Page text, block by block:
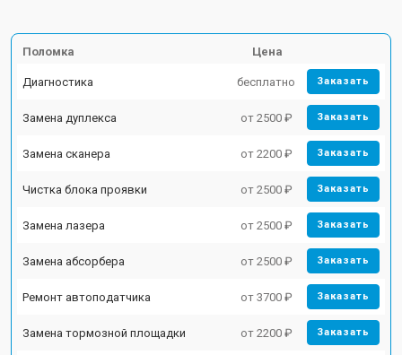
Поломка Цена
Диагностика бесплатно Заказать
Замена дуплекса от 2500 ₽ Заказать
Замена сканера от 2200 ₽ Заказать
Чистка блока проявки от 2500 ₽ Заказать
Замена лазера от 2500 ₽ Заказать
Замена абсорбера от 2500 ₽ Заказать
Ремонт автоподатчика от 3700 ₽ Заказать
Замена тормозной площадки от 2200 ₽ Заказать